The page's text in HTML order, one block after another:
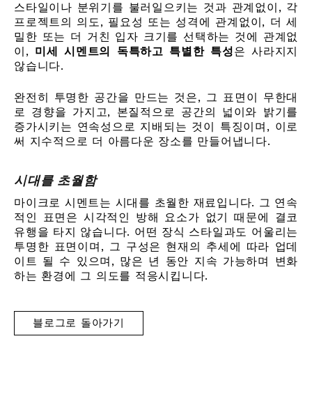
스타일이나 분위기를 불러일으키는 것과 관계없이, 각
프로젝트의 의도, 필요성 또는 성격에 관계없이, 더 세
밀한 또는 더 거친 입자 크기를 선택하는 것에 관계없
이, 미세 시멘트의 독특하고 특별한 특성은 사라지지
않습니다.
완전히 투명한 공간을 만드는 것은, 그 표면이 무한대
로 경향을 가지고, 본질적으로 공간의 넓이와 밝기를
증가시키는 연속성으로 지배되는 것이 특징이며, 이로
써 지수적으로 더 아름다운 장소를 만들어냅니다.
시대를 초월함
마이크로 시멘트는 시대를 초월한 재료입니다. 그 연속
적인 표면은 시각적인 방해 요소가 없기 때문에 결코
유행을 타지 않습니다. 어떤 장식 스타일과도 어울리는
투명한 표면이며, 그 구성은 현재의 추세에 따라 업데
이트 될 수 있으며, 많은 년 동안 지속 가능하며 변화
하는 환경에 그 의도를 적응시킵니다.
블로그로 돌아가기